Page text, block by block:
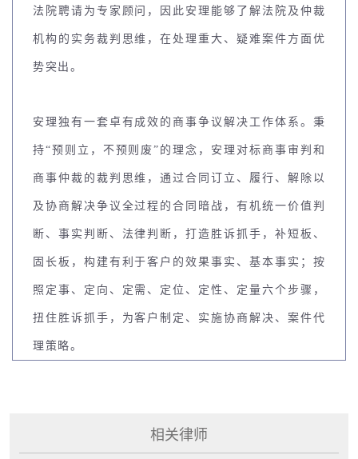
法院聘请为专家顾问，因此安理能够了解法院及仲裁
机构的实务裁判思维，在处理重大、疑难案件方面优
势突出。
安理独有一套卓有成效的商事争议解决工作体系。秉
持“预则立，不预则废”的理念，安理对标商事审判和
商事仲裁的裁判思维，通过合同订立、履行、解除以
及协商解决争议全过程的合同暗战，有机统一价值判
断、事实判断、法律判断，打造胜诉抓手，补短板、
固长板，构建有利于客户的效果事实、基本事实；按
照定事、定向、定需、定位、定性、定量六个步骤，
扭住胜诉抓手，为客户制定、实施协商解决、案件代
理策略。
相关律师